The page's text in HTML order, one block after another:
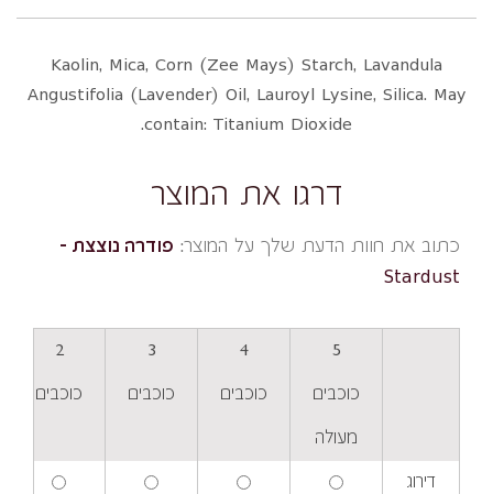
Kaolin, Mica, Corn (Zee Mays) Starch, Lavandula
Angustifolia (Lavender) Oil, Lauroyl Lysine, Silica. May
contain: Titanium Dioxide.
דרגו את המוצר
כתוב את חוות הדעת שלך על המוצר: פודרה נוצצת -
Stardust
5
כוכבים
מעולה
4
כוכבים
3
כוכבים
2
כוכבים
דירוג